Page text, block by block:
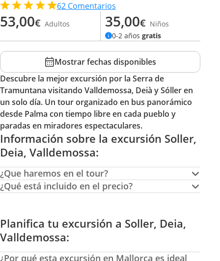
62 Comentarios
53,00€ Adultos 35,00€ Niños
0-2 años gratis
Mostrar fechas disponibles
Descubre la mejor excursión por la Serra de
Tramuntana visitando Valldemossa, Deià y Sóller en
un solo día. Un tour organizado en bus panorámico
desde Palma con tiempo libre en cada pueblo y
paradas en miradores espectaculares.
Información sobre la excursión Soller,
Deia, Valldemossa:
¿Que haremos en el tour?
¿Qué está incluido en el precio?
Planifica tu excursión a Soller, Deia,
Valldemossa:
¿Por qué esta excursión en Mallorca es ideal